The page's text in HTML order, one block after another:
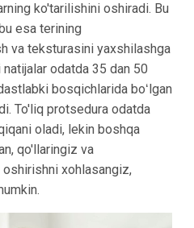
ko'tarilishini oshiradi. Bu
esa terining
va teksturasini yaxshilashga
odatda 35 dan 50
bosqichlarida boʻlgan
To'liq protsedura odatda
oladi, lekin boshqa
qo'llaringiz va
xohlasangiz,